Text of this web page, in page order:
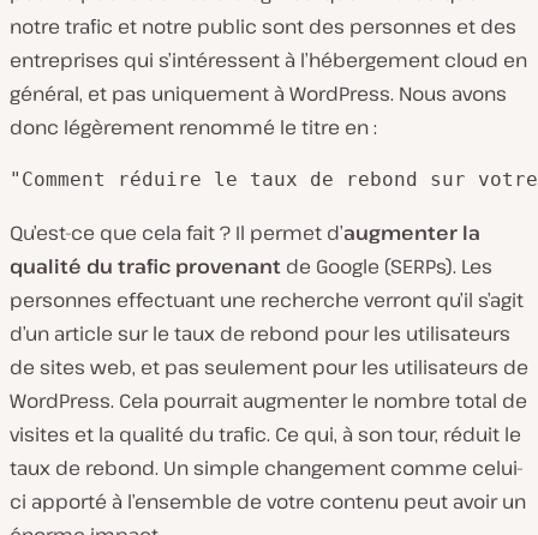
notre trafic et notre public sont des personnes et des
entreprises qui s’intéressent à l’hébergement cloud en
général, et pas uniquement à WordPress. Nous avons
donc légèrement renommé le titre en :
"Comment réduire le taux de rebond sur
Qu’est-ce que cela fait ? Il permet d’augmenter la
qualité du trafic provenant de Google (SERPs). Les
personnes effectuant une recherche verront qu’il s’agit
d’un article sur le taux de rebond pour les utilisateurs
de sites web, et pas seulement pour les utilisateurs de
WordPress. Cela pourrait augmenter le nombre total de
visites et la qualité du trafic. Ce qui, à son tour, réduit le
taux de rebond. Un simple changement comme celui-
ci apporté à l’ensemble de votre contenu peut avoir un